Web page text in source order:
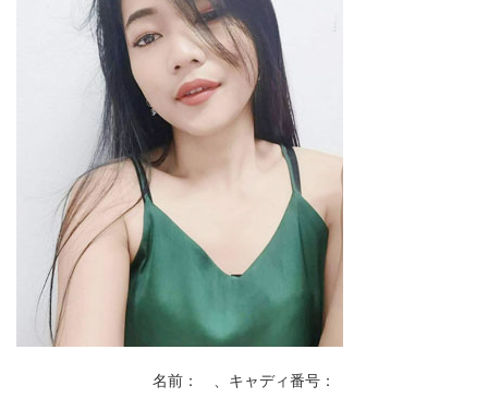
名前： 、キャディ番号：